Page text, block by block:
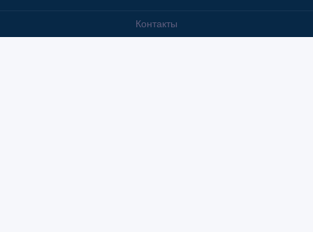
Контакты